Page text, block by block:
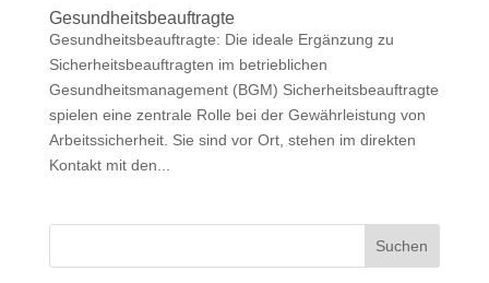
Gesundheitsbeauftragte
Gesundheitsbeauftragte: Die ideale Ergänzung zu
Sicherheitsbeauftragten im betrieblichen
Gesundheitsmanagement (BGM) Sicherheitsbeauftragte
spielen eine zentrale Rolle bei der Gewährleistung von
Arbeitssicherheit. Sie sind vor Ort, stehen im direkten
Kontakt mit den...
Suchen